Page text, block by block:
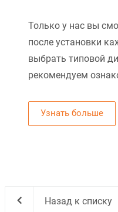
Только у нас вы
после установки
выбрать типовой
рекомендуем
Узнать больше
Назад к списку